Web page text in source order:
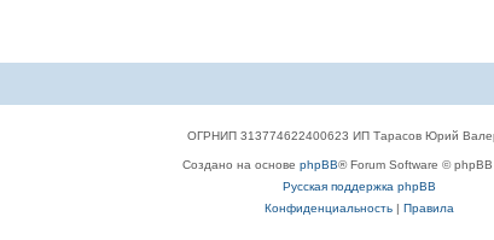
ОГРНИП 313774622400623 ИП Тарасов Юрий
Создано на основеphpBB® Forum Software © phpBB
Русская поддержка phpBB
Конфиденциальность |Правила